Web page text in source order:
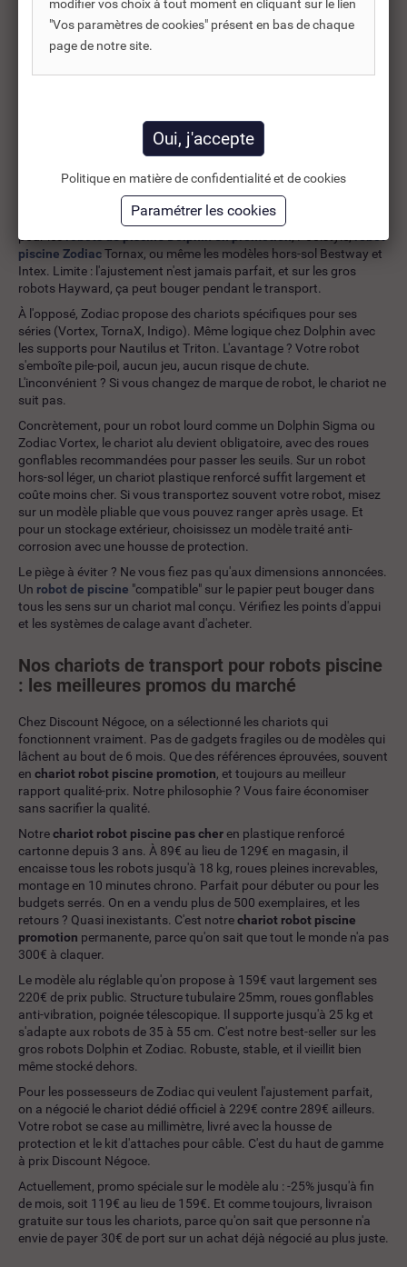
dehors. Plutôt malin quand on voit le prix d'un robot neuf.
Gain de place réel
Au lieu d'avoir votre robot posé au sol avec son câble qui s'étale, le
chariot verticalise le stockage. Dans un local de 2m², ça change
Quel chariot choisir selon votre robot ?
Si vous changez de robot tous les 3-4 ans ou si vous hésitez
encore sur le modèle, le chariot universel fait sens. Réglable en
largeur et profondeur, il s'adapte aux robots de 30 à 50 cm. Parfait
pour les
piscine ZodiacTornax, ou même les modèles hors-sol Bestway et
Intex. Limite : l'ajustement n'est jamais parfait, et sur les gros
robots Hayward, ça peut bouger pendant le transport.
À l'opposé, Zodiac propose des chariots spécifiques pour ses
séries (Vortex, TornaX, Indigo). Même logique chez Dolphin avec
les supports pour Nautilus et Triton. L'avantage ? Votre robot
s'emboîte pile-poil, aucun jeu, aucun risque de chute.
L'inconvénient ? Si vous changez de marque de robot, le chariot ne
suit pas.
Concrètement, pour un robot lourd comme un Dolphin Sigma ou
Zodiac Vortex, le chariot alu devient obligatoire, avec des roues
gonflables recommandées pour passer les seuils. Sur un robot
hors-sol léger, un chariot plastique renforcé suffit largement et
coûte moins cher. Si vous transportez souvent votre robot, misez
sur un modèle pliable que vous pouvez ranger après usage. Et
pour un stockage extérieur, choisissez un modèle traité anti-
corrosion avec une housse de protection.
Le piège à éviter ? Ne vous fiez pas qu'aux dimensions annoncées.
Un robot de piscine "compatible" sur le papier peut bouger dans
tous les sens sur un chariot mal conçu. Vérifiez les points d'appui
et les systèmes de calage avant d'acheter.
Nos chariots de transport pour robots piscine
: les meilleures promos du marché
Chez Discount Négoce, on a sélectionné les chariots qui
fonctionnent vraiment. Pas de gadgets fragiles ou de modèles qui
lâchent au bout de 6 mois. Que des références éprouvées, souvent
en chariot robot piscine promotion, et toujours au meilleur
rapport qualité-prix. Notre philosophie ? Vous faire économiser
sans sacrifier la qualité.
Notrechariot robot piscine pas cheren plastique renforcé
cartonne depuis 3 ans. À 89€ au lieu de 129€ en magasin, il
encaisse tous les robots jusqu'à 18 kg, roues pleines increvables,
montage en 10 minutes chrono. Parfait pour débuter ou pour les
budgets serrés. On en a vendu plus de 500 exemplaires, et les
retours ? Quasi inexistants. C'est notrechariot robot piscine
promotion permanente, parce qu'on sait que tout le monde n'a pas
300€ à claquer.
Le modèle alu réglable qu'on propose à 159€ vaut largement ses
220€ de prix public. Structure tubulaire 25mm, roues gonflables
anti-vibration, poignée télescopique. Il supporte jusqu'à 25 kg et
s'adapte aux robots de 35 à 55 cm. C'est notre best-seller sur les
gros robots Dolphin et Zodiac. Robuste, stable, et il vieillit bien
même stocké dehors.
Pour les possesseurs de Zodiac qui veulent l'ajustement parfait,
on a négocié le chariot dédié officiel à 229€ contre 289€ ailleurs.
Votre robot se case au millimètre, livré avec la housse de
protection et le kit d'attaches pour câble. C'est du haut de gamme
à prix Discount Négoce.
Actuellement, promo spéciale sur le modèle alu : -25% jusqu'à fin
de mois, soit 119€ au lieu de 159€. Et comme toujours, livraison
gratuite sur tous les chariots, parce qu'on sait que personne n'a
envie de payer 30€ de port sur un achat déjà négocié au plus juste.
modifier vos choix à tout moment en cliquant sur le lien
"Vos paramètres de cookies" présent en bas de chaque
page de notre site.
Politique en matière de confidentialité et de cookies